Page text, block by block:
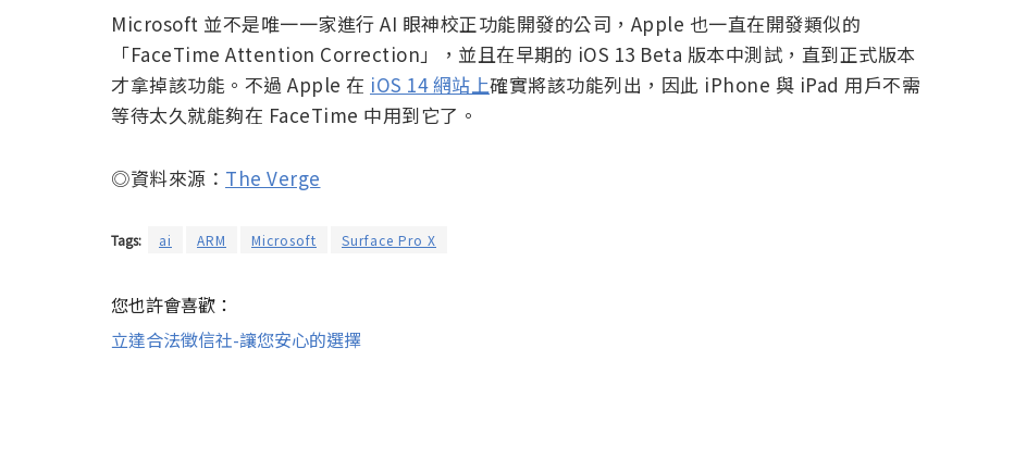
Microsoft 並不是唯一一家進行 AI 眼神校正功能開發的公司，Apple 也一直在開發類似的
「FaceTime Attention Correction」，並且在早期的 iOS 13 Beta 版本中測試，直到正式版本
才拿掉該功能。不過 Apple 在 iOS 14 網站上確實將該功能列出，因此 iPhone 與 iPad 用戶不需
等待太久就能夠在 FaceTime 中用到它了。
◎資料來源： The Verge
Tags: ai ARM Microsoft Surface Pro X
您也許會喜歡：
立達合法徵信社-讓您安心的選擇